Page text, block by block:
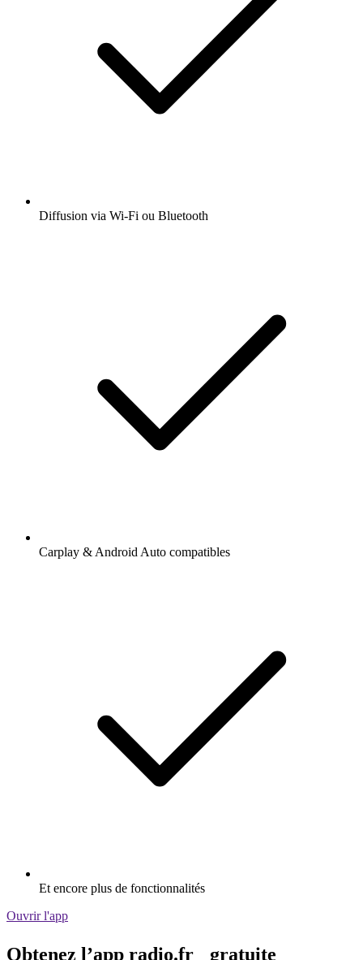
Diffusion via Wi-Fi ou Bluetooth
Carplay & Android Auto compatibles
Et encore plus de fonctionnalités
Ouvrir l'app
Obtenez l’app radio.fr gratuite